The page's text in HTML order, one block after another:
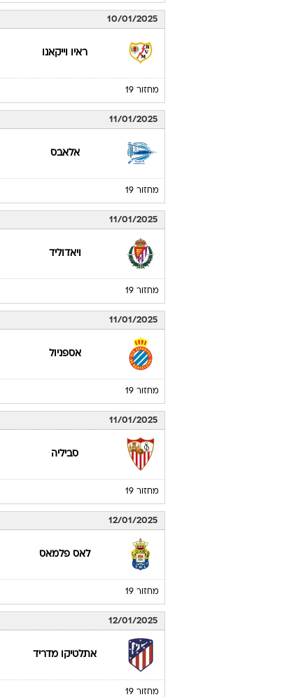
10/01/2025
ראיו וייקאנו
מחזור 19
11/01/2025
אלאבס
מחזור 19
11/01/2025
ויאדוליד
מחזור 19
11/01/2025
אספניול
מחזור 19
11/01/2025
סביליה
מחזור 19
12/01/2025
לאס פלמאס
מחזור 19
12/01/2025
אתלטיקו מדריד
מחזור 19